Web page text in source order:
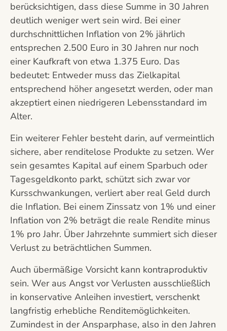
berücksichtigen, dass diese Summe in 30 Jahren
deutlich weniger wert sein wird. Bei einer
durchschnittlichen Inflation von 2% jährlich
entsprechen 2.500 Euro in 30 Jahren nur noch
einer Kaufkraft von etwa 1.375 Euro. Das
bedeutet: Entweder muss das Zielkapital
entsprechend höher angesetzt werden, oder man
akzeptiert einen niedrigeren Lebensstandard im
Alter.
Ein weiterer Fehler besteht darin, auf vermeintlich
sichere, aber renditelose Produkte zu setzen. Wer
sein gesamtes Kapital auf einem Sparbuch oder
Tagesgeldkonto parkt, schützt sich zwar vor
Kursschwankungen, verliert aber real Geld durch
die Inflation. Bei einem Zinssatz von 1% und einer
Inflation von 2% beträgt die reale Rendite minus
1% pro Jahr. Über Jahrzehnte summiert sich dieser
Verlust zu beträchtlichen Summen.
Auch übermäßige Vorsicht kann kontraproduktiv
sein. Wer aus Angst vor Verlusten ausschließlich
in konservative Anleihen investiert, verschenkt
langfristig erhebliche Renditemöglichkeiten.
Zumindest in der Ansparphase, also in den Jahren